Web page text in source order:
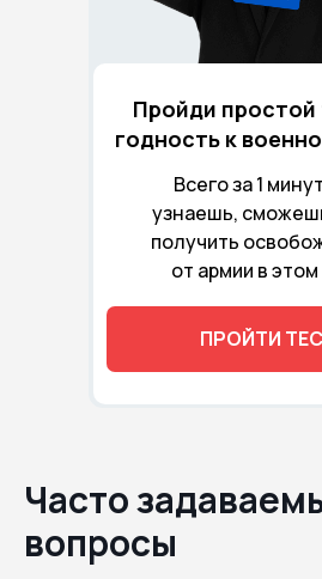
Всего за 1
узнаешь,
получить
от армии в
Пройди простой
годность к
ПРОЙТИ
Часто
вопросы